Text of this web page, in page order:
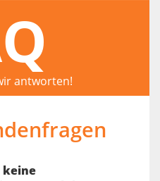
antworten!
keine